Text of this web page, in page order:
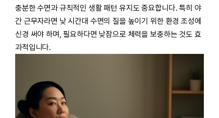
충분한 수면과 규칙적인 생활 패턴 유지도 중요합니다. 특히 야
간 근무자라면 낮 시간대 수면의 질을 높이기 위한 환경 조성에
신경 써야 하며, 필요하다면 낮잠으로 체력을 보충하는 것도 효
과적입니다.